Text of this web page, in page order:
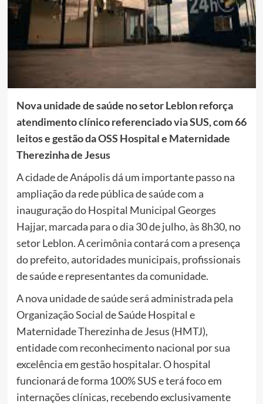
Nova unidade de saúde no setor Leblon reforça
atendimento clínico referenciado via SUS, com 66
leitos e gestão da OSS Hospital e Maternidade
Therezinha de Jesus
A cidade de Anápolis dá um importante passo na
ampliação da rede pública de saúde com a
inauguração do Hospital Municipal Georges
Hajjar, marcada para o dia 30 de julho, às 8h30, no
setor Leblon. A cerimônia contará com a presença
do prefeito, autoridades municipais, profissionais
de saúde e representantes da comunidade.
A nova unidade de saúde será administrada pela
Organização Social de Saúde Hospital e
Maternidade Therezinha de Jesus (HMTJ),
entidade com reconhecimento nacional por sua
excelência em gestão hospitalar. O hospital
funcionará de forma 100% SUS e terá foco em
internações clínicas, recebendo exclusivamente